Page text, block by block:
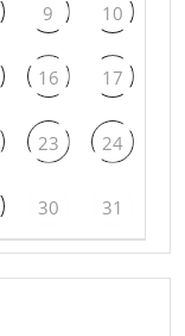
9 10
16 17
23 24
30 31